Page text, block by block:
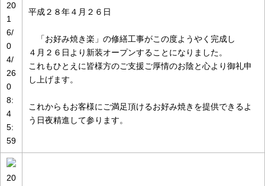
20
1
6/
0
4/
26
0
8:
4
5:
59
平成２８年４月２６日
「お好み焼き楽」の修繕工事がこの度ようやく完成し
４月２６日より新装オープンすることになりました。
これもひとえに皆様方のご支援ご厚情のお陰と心より御礼申
し上げます。
これからもお客様にご満足頂けるお好み焼きを提供できるよ
う日夜精進して参ります。
20